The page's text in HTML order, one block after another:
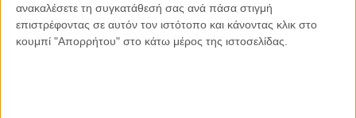
ανακαλέσετε τη συγκατάθεσή σας ανά πάσα στιγμή
επιστρέφοντας σε αυτόν τον ιστότοπο και κάνοντας κλικ στο
κουμπί "Απορρήτου" στο κάτω μέρος της ιστοσελίδας.